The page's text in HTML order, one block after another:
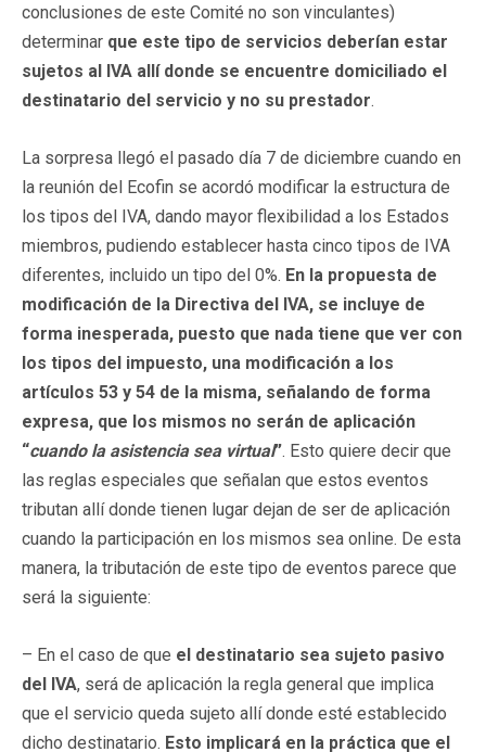
conclusiones de este Comité no son vinculantes)
determinar que este tipo de servicios deberían estar
sujetos al IVA allí donde se encuentre domiciliado el
destinatario del servicio y no su prestador.
La sorpresa llegó el pasado día 7 de diciembre cuando en
la reunión del Ecofin se acordó modificar la estructura de
los tipos del IVA, dando mayor flexibilidad a los Estados
miembros, pudiendo establecer hasta cinco tipos de IVA
diferentes, incluido un tipo del 0%. En la propuesta de
modificación de la Directiva del IVA, se incluye de
forma inesperada, puesto que nada tiene que ver con
los tipos del impuesto, una modificación a los
artículos 53 y 54 de la misma, señalando de forma
expresa, que los mismos no serán de aplicación
“cuando la asistencia sea virtual”. Esto quiere decir que
las reglas especiales que señalan que estos eventos
tributan allí donde tienen lugar dejan de ser de aplicación
cuando la participación en los mismos sea online. De esta
manera, la tributación de este tipo de eventos parece que
será la siguiente:
– En el caso de que el destinatario sea sujeto pasivo
del IVA, será de aplicación la regla general que implica
que el servicio queda sujeto allí donde esté establecido
dicho destinatario. Esto implicará en la práctica que el